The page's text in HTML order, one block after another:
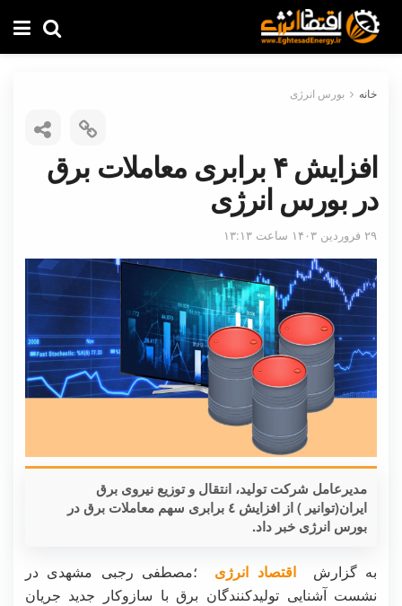
خانه بورس انرژی
افزایش ۴ برابری معاملات برق
در بورس انرژی
۲۹ فروردین ۱۴۰۳ ساعت ۱۳:۱۳
مدیرعامل شرکت تولید، انتقال و توزیع نیروی برق
ایران(توانیر ) از افزایش ٤ برابری سهم معاملات برق در
بورس انرژی خبر داد.
به گزارشاقتصاد انرژی ؛مصطفی رجبی مشهدی در
نشست آشنایی تولیدکنندگان برق با سازوکار جدید جریان